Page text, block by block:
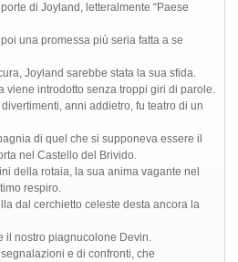
di Joyland, letteralmente “Paese
una promessa più seria fatta a se
Joyland sarebbe stata la sua sfida.
viene introdotto senza troppi giri di parole.
anni addietro, fu teatro di un
di quel che si supponeva essere il
nel Castello del Brivido.
della rotaia, la sua anima vagante nel
respiro.
dal cerchietto celeste desta ancora la
il nostro piagnucolone Devin.
e di confronti, che